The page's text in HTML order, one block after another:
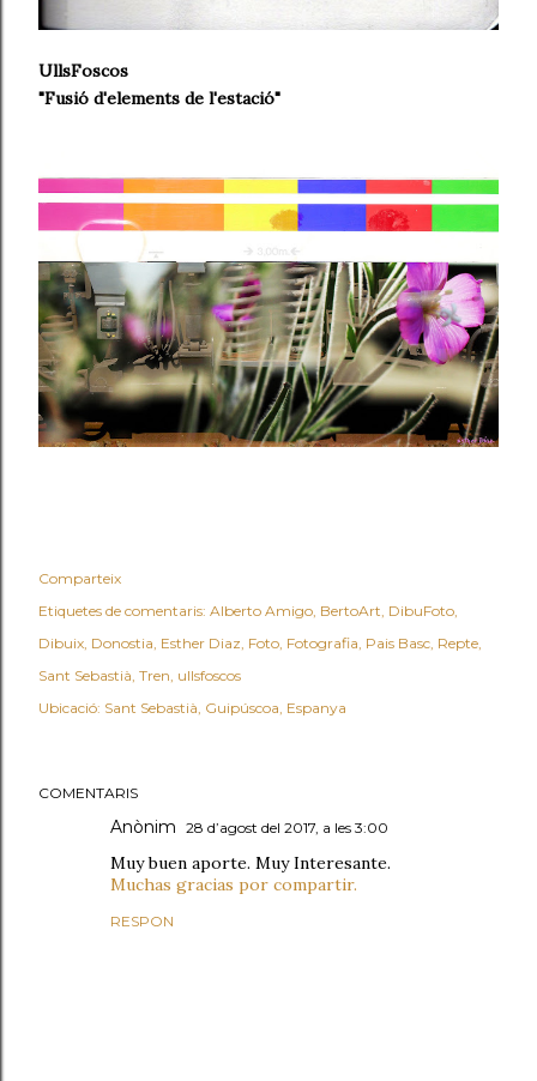
UllsFoscos
"Fusió d'elements de l'estació"
Comparteix
Etiquetes de comentaris: Alberto Amigo BertoArt DibuFoto
Dibuix Donostia Esther Diaz Foto Fotografia Pais Basc Repte
Sant Sebastià Tren ullsfoscos
Ubicació: Sant Sebastià, Guipúscoa, Espanya
COMENTARIS
Anònim 28 d’agost del 2017, a les 3:00
Muy buen aporte. Muy Interesante.
Muchas gracias por compartir.
RESPON